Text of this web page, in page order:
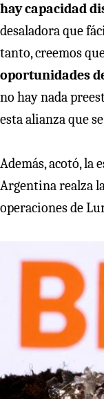
hay capacidad
desaladora que
tanto, creemos
oportunidades
no hay nada
esta alianza que
Además, acotó, la
Argentina realza
operaciones de